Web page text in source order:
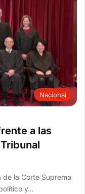
Nacional
a las
la Corte Suprema
y…